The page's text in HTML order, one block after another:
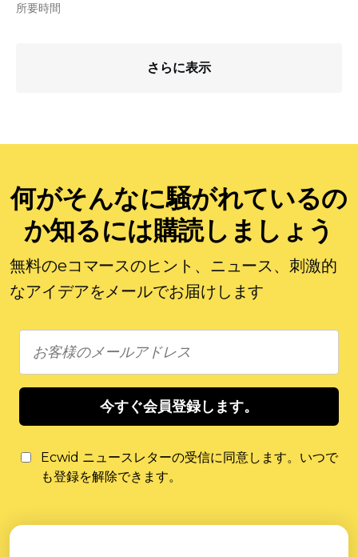
所要時間
さらに表示
何がそんなに騒がれているの
か知るには購読しましょう
無料のeコマースのヒント、ニュース、刺激的
なアイデアをメールでお届けします
今すぐ会員登録します。
Ecwid ニュースレターの受信に同意します。いつで
も登録を解除できます。